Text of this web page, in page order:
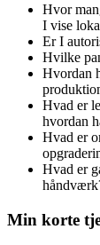
Hvor
I vise
Er I
Hvilke
Hvordan
Hvad er
hvordan
Hvad er
Hvad er
Min korte